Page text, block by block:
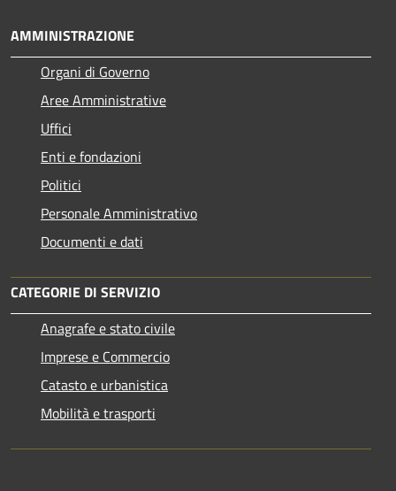
AMMINISTRAZIONE
Organi di Governo
Aree Amministrative
Uffici
Enti e fondazioni
Politici
Personale Amministrativo
Documenti e dati
CATEGORIE DI SERVIZIO
Anagrafe e stato civile
Imprese e Commercio
Catasto e urbanistica
Mobilità e trasporti